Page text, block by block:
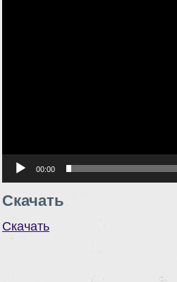
00:00
Скачать
Скачать